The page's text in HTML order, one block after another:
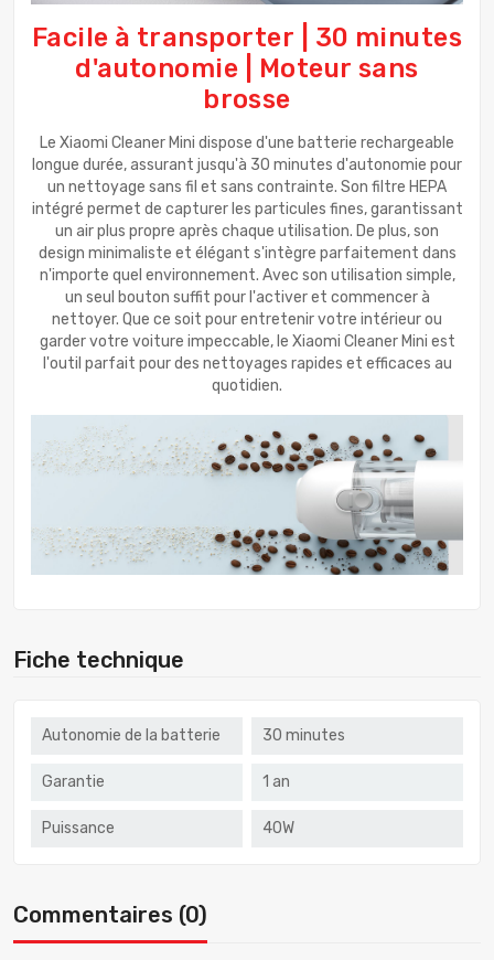
Facile à transporter | 30 minutes
d'autonomie | Moteur sans
brosse
Le Xiaomi Cleaner Mini dispose d'une batterie rechargeable
longue durée, assurant jusqu'à 30 minutes d'autonomie pour
un nettoyage sans fil et sans contrainte. Son filtre HEPA
intégré permet de capturer les particules fines, garantissant
un air plus propre après chaque utilisation. De plus, son
design minimaliste et élégant s'intègre parfaitement dans
n'importe quel environnement. Avec son utilisation simple,
un seul bouton suffit pour l'activer et commencer à
nettoyer. Que ce soit pour entretenir votre intérieur ou
garder votre voiture impeccable, le Xiaomi Cleaner Mini est
l'outil parfait pour des nettoyages rapides et efficaces au
quotidien.
Fiche technique
Autonomie de la batterie 30 minutes
Garantie 1 an
Puissance 40W
Commentaires (0)